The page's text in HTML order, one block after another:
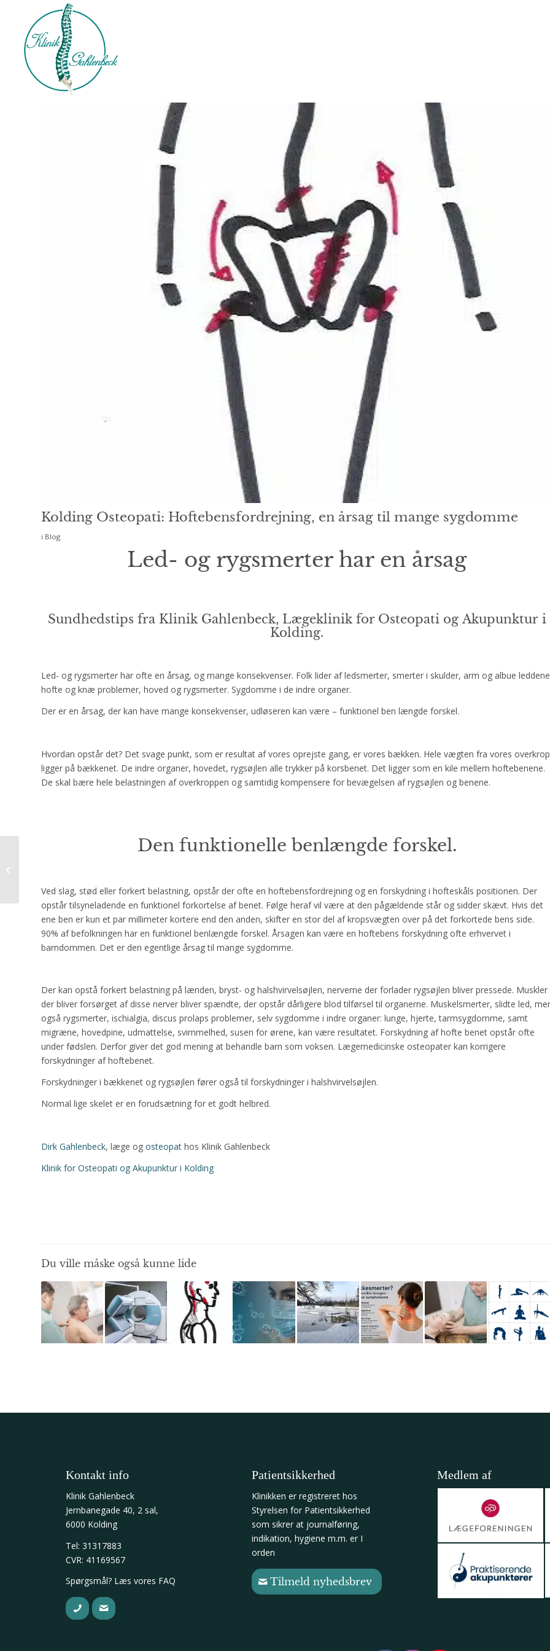
Kolding Osteopati: Hoftebensfordrejning, en årsag til mange sygdomme
i Blog
Led- og rygsmerter har en årsag
Sundhedstips fra Klinik Gahlenbeck, Lægeklinik for Osteopatiog Akupunkturi
Kolding.
Led- og rygsmerter har ofte en årsag, og mange konsekvenser. Folk lider af ledsmerter, smerter i skulder, arm og albue
hofte og knæ problemer, hoved og rygsmerter. Sygdomme i de indre organer.
Der er en årsag, der kan have mange konsekvenser, udløseren kan være – funktionel ben længde forskel.
Hvordan opstår det? Det svage punkt, som er resultat af vores oprejste gang, er vores bækken. Hele vægten fra vores overkrop
ligger på bækkenet. De indre organer, hovedet, rygsøjlen alle trykker på korsbenet. Det ligger som en kile mellem hoftebenene.
De skal bære hele belastningen af overkroppen og samtidig kompensere for bevægelsen af rygsøjlen og benene.
Den funktionelle benlængde forskel.
Ved slag, stød eller forkert belastning, opstår der ofte en hoftebensfordrejning og en forskydning i hofteskåls positionen. Der
opstår tilsyneladende en funktionel forkortelse af benet. Følge heraf vil være at den pågældende står og sidder skævt. Hvis det
ene ben er kun et par millimeter kortere end den anden, skifter en stor del af kropsvægten over på det forkortede bens side.
90% af befolkningen har en funktionel benlængde forskel. Årsagen kan være en hoftebens forskydning ofte erhvervet i
barndommen. Det er den egentlige årsag til mange sygdomme.
Der kan opstå forkert belastning på lænden, bryst- og halshvirvelsøjlen, nerverne der forlader rygsøjlen bliver pressede. Muskler
der bliver forsørget af disse nerver bliver spændte, der opstår dårligere blod tilførsel til organerne. Muskelsmerter, slidte led,
også rygsmerter, ischialgia, discus prolaps problemer, selv sygdomme i indre organer: lunge, hjerte, tarmsygdomme, samt
migræne, hovedpine, udmattelse, svimmelhed, susen for ørene, kan være resultatet. Forskydning af hofte benet opstår ofte
under fødslen. Derfor giver det god mening at behandle barn som voksen. Lægemedicinske osteopater kan korrigere
forskydninger af hoftebenet.
Forskydninger i bækkenet og rygsøjlen fører også til forskydninger i halshvirvelsøjlen.
Normal lige skelet er en forudsætning for et godt helbred.
Dirk Gahlenbeck, læge og osteopat hos Klinik Gahlenbeck
Klinik for Osteopati og Akupunktur i Kolding
Du ville måske også kunne lide
Kontakt info
Klinik Gahlenbeck
Jernbanegade 40, 2 sal,
6000 Kolding
Tel: 31317883
CVR: 41169567
Spørgsmål? Læs vores FAQ
Patientsikkerhed
Klinikken er registreret hos
Styrelsen for Patientsikkerhed
som sikrer at journalføring,
indikation, hygiene m.m. er I
orden
Tilmeld nyhedsbrev
Medlem af
hjælpe mod diabetes.!